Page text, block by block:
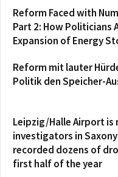
Reform Faced with
Part 2: How Politicians
Expansion of Energy
Reform mit lauter
Politik den Speicher-
Leipzig/Halle Airport
investigators in
recorded dozens of
first half of the year